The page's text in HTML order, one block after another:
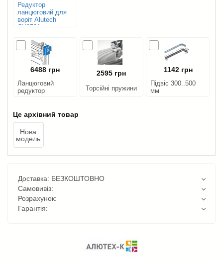
Редуктор
ланцюговий для
воріт Alutech
CH0501
Ланцюговий
редуктор
6488 грн
Торсійні пружини
2595 грн
Підвіс 300..500
мм
1142 грн
Це архівний товар
Нова
модель
Доставка: БЕЗКОШТОВНО
Самовивіз:
Розрахунок:
Гарантія: